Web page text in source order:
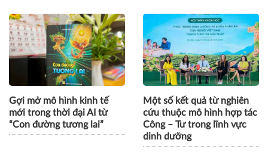
Gợi mở mô hình kinh tế
mới trong thời đại AI từ
“Con đường tương lai”
Một số kết quả từ nghiên
cứu thuộc mô hình hợp tác
Công – Tư trong lĩnh vực
dinh dưỡng